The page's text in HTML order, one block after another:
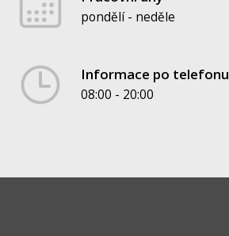
pondělí - neděle
Informace po telefonu
08:00 - 20:00